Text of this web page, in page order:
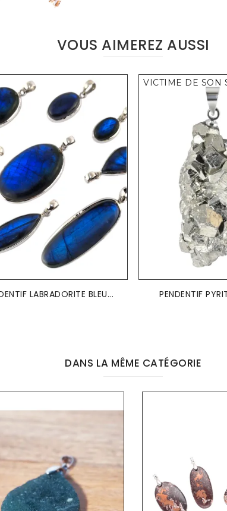
VOUS AIMEREZ AUSSI
LABRADORITE BLEU...
VICTIME DE SON
PENDENTIF
DANS LA MÊME CATÉGORIE